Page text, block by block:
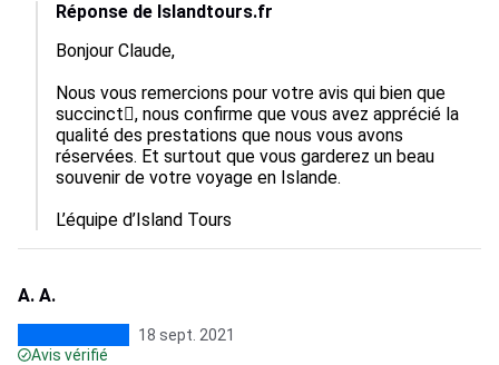
Réponse de Islandtours.fr
Bonjour Claude,
Nous vous remercions pour votre avis qui bien que
succinct, nous confirme que vous avez apprécié la
qualité des prestations que nous vous avons
réservées. Et surtout que vous garderez un beau
souvenir de votre voyage en Islande.
L’équipe d’Island Tours
A. A.
18 sept. 2021
Avis vérifié